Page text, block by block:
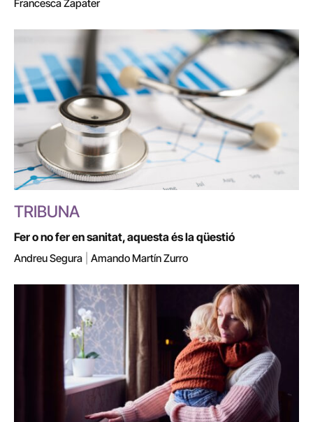
Francesca Zapater
TRIBUNA
Fer o no fer en sanitat, aquesta és la qüestió
Andreu Segura Amando Martín Zurro